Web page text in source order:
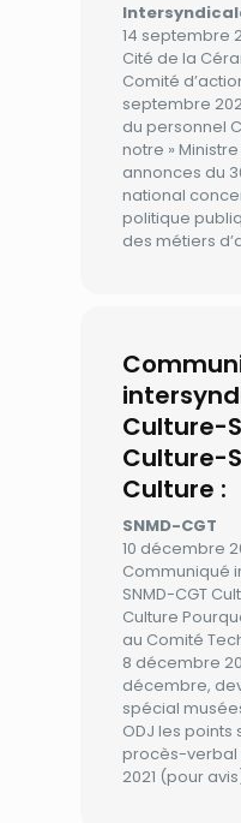
14 septembre
Cité de la
Comité
septembre
du personnel
notre »
annonces du
national
politique
des métiers
Culture-
Culture-
Culture :
SNMD-CGT
10 décembre
Communiqué
SNMD-CGT
Culture
au Comité
8 décembre
décembre,
spécial
ODJ les points
procès-verbal
2021 (pour